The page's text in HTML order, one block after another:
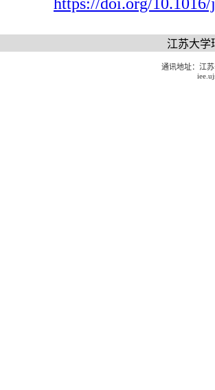
江苏大学
通讯地址：江